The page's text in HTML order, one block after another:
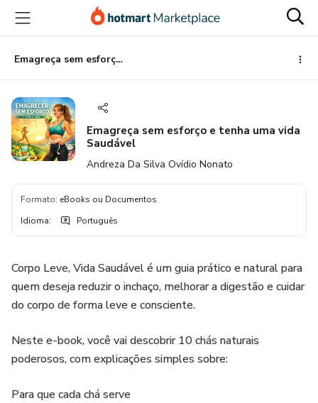
para
conteúdo
principal
para
pagamento
para
rodapé
Emagreça sem esforço e tenha uma vida Saudável
Emagreça sem esforço e tenha uma vida
Saudável
Andreza Da Silva Ovídio Nonato
Formato: eBooks ou Documentos
Idioma: Português
Corpo Leve, Vida Saudável é um guia prático e natural para
quem deseja reduzir o inchaço, melhorar a digestão e cuidar
do corpo de forma leve e consciente.
Neste e-book, você vai descobrir 10 chás naturais
poderosos, com explicações simples sobre:
Para que cada chá serve